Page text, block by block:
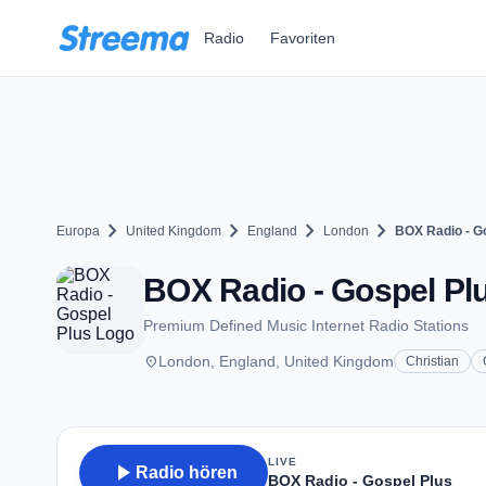
Radio Favoriten
Europa chevron_right United Kingdom chevron_right England chevron_right London chevron_right BOX Radio -
BOX Radio - Gospel
Premium Defined Music Internet Radio Stations
placeLondon, England, United Kingdom Christian
play_arrow Radio hören
LIVE
BOX Radio - Gospel Plus